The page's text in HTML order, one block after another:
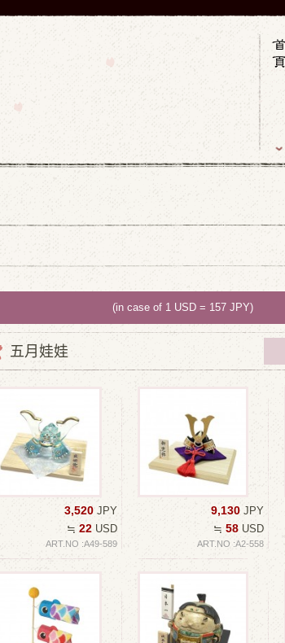
(in case of 1 USD = 157 JPY)
五月娃娃
3,520 JPY
≒ 22 USD
ART.NO :A49-589
9,130 JPY
≒ 58 USD
ART.NO :A2-558